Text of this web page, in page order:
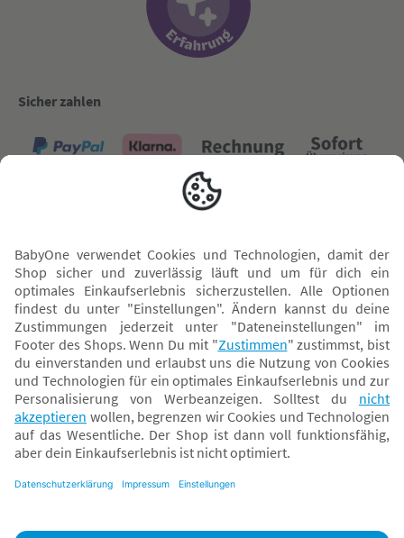
Sicher zahlen
Versand mit
* Alle Preise inkl. MwSt. und ggf. zzgl.Versandkosten. Der dargestellte Preis gilt -
abhängig von der von dir gewählten Option - im BabyOne-Onlineshop oder bei
Abholung in dem von dir gewählten BabyOne-Franchise-Betrieb. Der für den
Onlineshop geltende Preis stellt bei einem Verkauf durch unsere Franchise-
Nehmer eine unverbindliche Preisempfehlung dar. Der Verkaufspreis der
daher von dem Verkaufspreis im Onlineshop abweichen. Angaben zu